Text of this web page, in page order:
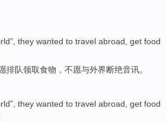
they wanted to travel abroad , get food
排队领取食物 ，不愿与外界断绝音讯。
they wanted to travel abroad, get food